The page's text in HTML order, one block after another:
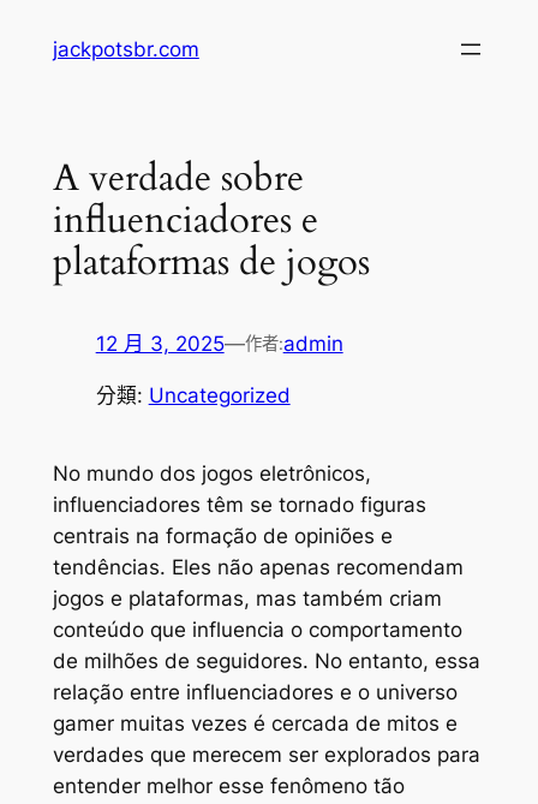
jackpotsbr.com
A verdade sobre
influenciadores e
plataformas de jogos
12 月 3, 2025—作者:admin
分類: Uncategorized
No mundo dos jogos eletrônicos,
influenciadores têm se tornado figuras
centrais na formação de opiniões e
tendências. Eles não apenas recomendam
jogos e plataformas, mas também criam
conteúdo que influencia o comportamento
de milhões de seguidores. No entanto, essa
relação entre influenciadores e o universo
gamer muitas vezes é cercada de mitos e
verdades que merecem ser explorados para
entender melhor esse fenômeno tão